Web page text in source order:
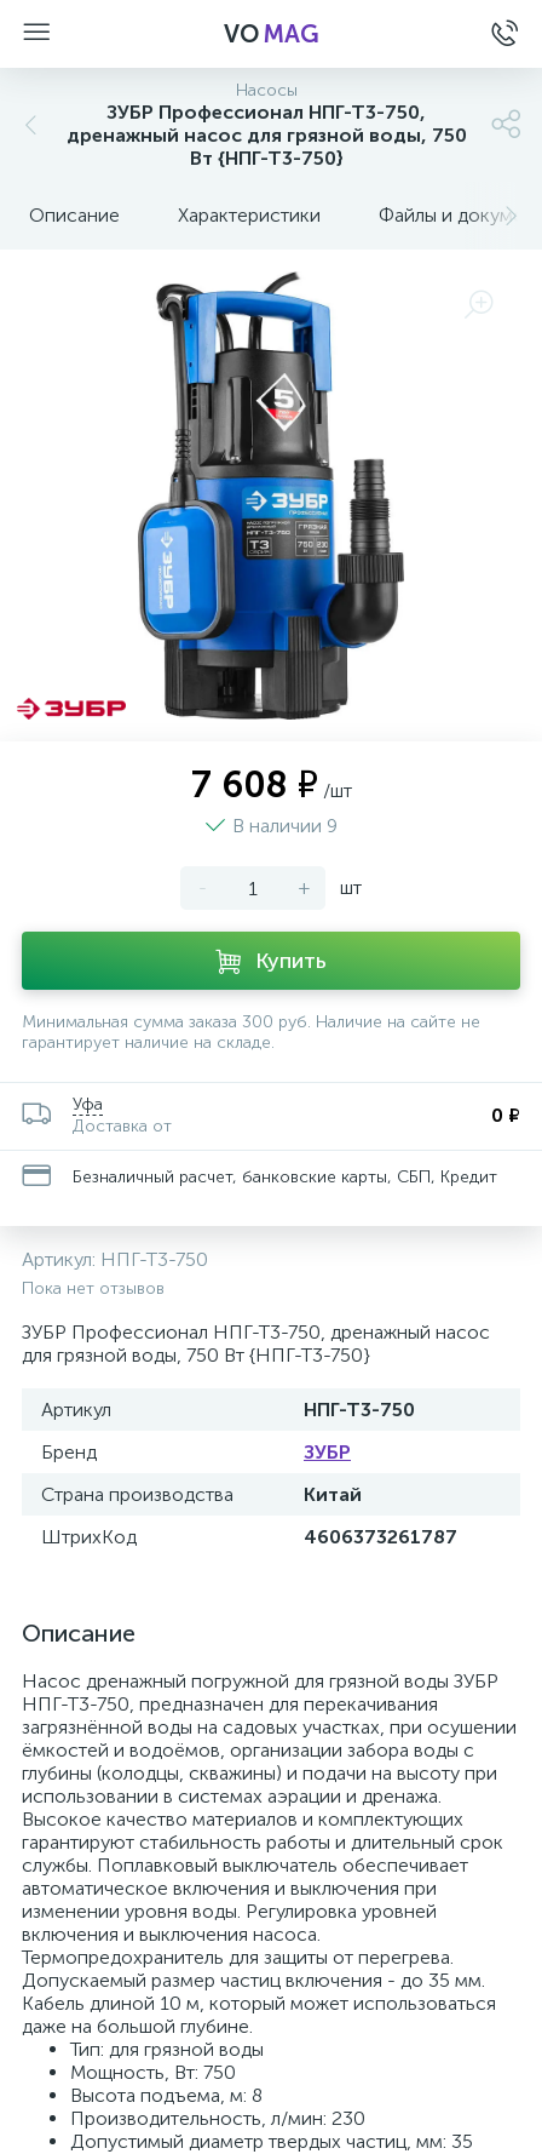
VOMAG
Насосы
ЗУБР Профессионал НПГ-Т3-750,
дренажный насос для грязной воды, 750
Вт {НПГ-Т3-750}
Описание Характеристики Файлы и
7 608 ₽ /шт
В наличии 9
- + шт
Купить
Минимальная сумма заказа 300 руб. Наличие на сайте не
гарантирует наличие на складе.
Уфа
Доставка от
0 ₽
Безналичный расчет, банковские карты, СБП, Кредит
Артикул: НПГ-Т3-750
Пока нет отзывов
ЗУБР Профессионал НПГ-Т3-750, дренажный насос
для грязной воды, 750 Вт {НПГ-Т3-750}
Артикул
НПГ-Т3-750
Бренд
ЗУБР
Страна производства
Китай
ШтрихКод
4606373261787
Описание
Насос дренажный погружной для грязной воды ЗУБР
НПГ-Т3-750, предназначен для перекачивания
загрязнённой воды на садовых участках, при осушении
ёмкостей и водоёмов, организации забора воды с
глубины (колодцы, скважины) и подачи на высоту при
использовании в системах аэрации и дренажа.
Высокое качество материалов и комплектующих
гарантируют стабильность работы и длительный срок
службы. Поплавковый выключатель обеспечивает
автоматическое включения и выключения при
изменении уровня воды. Регулировка уровней
включения и выключения насоса.
Термопредохранитель для защиты от перегрева.
Допускаемый размер частиц включения - до 35 мм.
Кабель длиной 10 м, который может использоваться
даже на большой глубине.
Тип: для грязной воды
Мощность, Вт: 750
Высота подъема, м: 8
Производительность, л/мин: 230
Допустимый диаметр твердых частиц, мм: 35